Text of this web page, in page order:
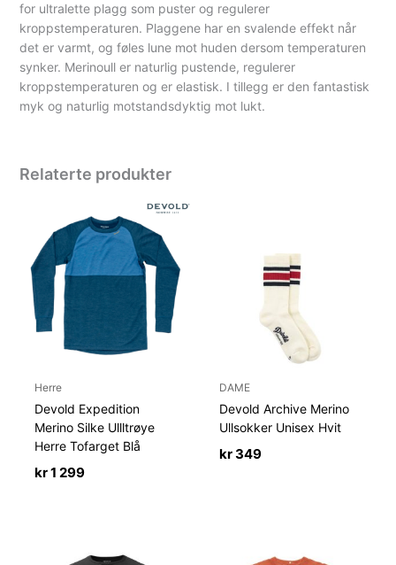
for ultralette plagg som puster og regulerer
kroppstemperaturen. Plaggene har en svalende effekt når
det er varmt, og føles lune mot huden dersom temperaturen
synker. Merinoull er naturlig pustende, regulerer
kroppstemperaturen og er elastisk. I tillegg er den fantastisk
myk og naturlig motstandsdyktig mot lukt.
Relaterte produkter
Herre
Devold Expedition
Merino Silke Ullltrøye
Herre Tofarget Blå
kr1 299
DAME
Devold Archive Merino
Ullsokker Unisex Hvit
kr349